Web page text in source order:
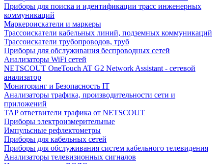
Приборы для поиска и идентификации трасс инженерных
коммуникаций
Маркероискатели и маркеры
Трассоискатели кабельных линий, подземных коммуникаций
Трассоискатели трубопроводов, труб
Приборы для обслуживания беспроводных сетей
Анализаторы WiFi сетей
NETSCOUT OneTouch AT G2 Network Assistant - сетевой
анализатор
Мониторинг и Безопасность IT
Анализаторы трафика, производительности сети и
приложений
TAP ответвители трафика от NETSCOUT
Приборы электроизмерительные
Импульсные рефлектометры
Приборы для кабельных сетей
Приборы для обслуживания систем кабельного телевидения
Анализаторы телевизионных сигналов